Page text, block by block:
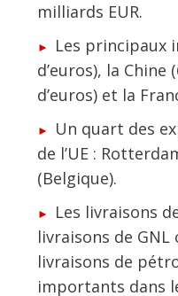
milliards EUR.
Les principaux
d’euros), la
d’euros) et la
Un quart des
de l’UE :
(Belgique).
Les livraisons
livraisons de GNL
livraisons de
importants dans